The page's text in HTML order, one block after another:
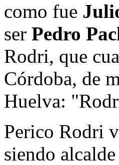
como fue
ser Pedro
Rodri, que
Córdoba, de
Huelva:
Perico Rodri
siendo